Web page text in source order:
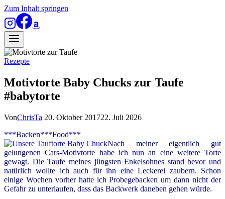
Zum Inhalt springen
Rezepte
Motivtorte Baby Chucks zur Taufe
#babytorte
VonChrisTa 20. Oktober 201722. Juli 2026
***Backen***Food***
Nach meiner eigentlich gut
gelungenen Cars-Motivtorte habe ich nun an eine weitere Torte
gewagt. Die Taufe meines jüngsten Enkelsohnes stand bevor und
natürlich wollte ich auch für ihn eine Leckerei zaubern. Schon
einige Wochen vorher hatte ich Probegebacken um dann nicht der
Gefahr zu unterlaufen, dass das Backwerk daneben gehen würde.